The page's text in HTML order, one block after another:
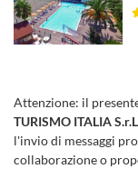
Attenzione: il
TURISMO ITALIA
l'invio di messaggi
collaborazione o